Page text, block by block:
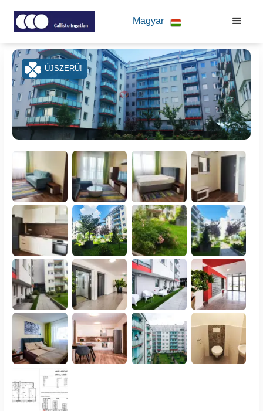
Magyar
ÚJSZERŰ!